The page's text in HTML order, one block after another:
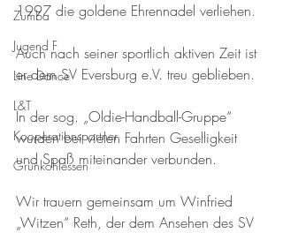
Zumba
Jugend F
Line Dance
L&T
Kooperationspartner
Grünkohlessen
1997 die goldene Ehrennadel verliehen.
Auch nach seiner sportlich aktiven Zeit ist
er dem SV Eversburg e.V. treu geblieben.
In der sog. „Oldie-Handball-Gruppe“
wurden bei vielen Fahrten Geselligkeit
und Spaß miteinander verbunden.
Wir trauern gemeinsam um Winfried
„Witzen“ Reth, der dem Ansehen des SV